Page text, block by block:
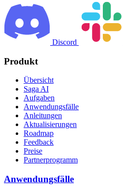
Discord
Produkt
Übersicht
Saga AI
Aufgaben
Anwendungsfälle
Anleitungen
Aktualisierungen
Roadmap
Feedback
Preise
Partnerprogramm
Anwendungsfälle